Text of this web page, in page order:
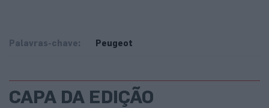
Palavras-chave: Peugeot
CAPA DA EDIÇÃO